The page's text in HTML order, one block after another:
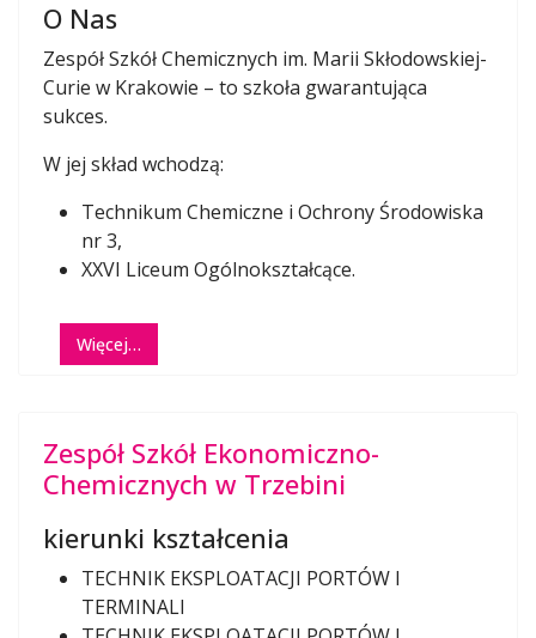
O Nas
Zespół Szkół Chemicznych im. Marii Skłodowskiej-
Curie w Krakowie – to szkoła gwarantująca
sukces.
W jej skład wchodzą:
Technikum Chemiczne i Ochrony Środowiska
nr 3,
XXVI Liceum Ogólnokształcące.
Więcej…
Zespół Szkół Ekonomiczno-
Chemicznych w Trzebini
kierunki kształcenia
TECHNIK EKSPLOATACJI PORTÓW I
TERMINALI